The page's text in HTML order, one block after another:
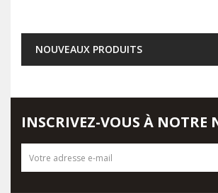
NOUVEAUX PRODUITS